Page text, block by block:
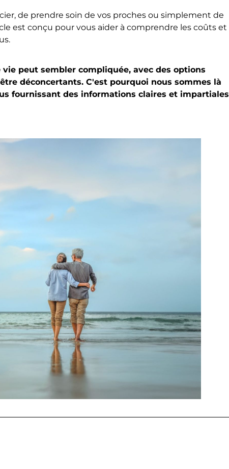
de prendre soin de vos proches ou simplement de
est conçu pour vous aider à comprendre les coûts et
peut sembler compliquée, avec des options
déconcertants. C'est pourquoi nous sommes là
fournissant des informations claires et impartiales